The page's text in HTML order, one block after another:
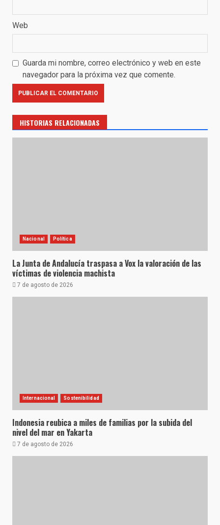
Web
Guarda mi nombre, correo electrónico y web en este
navegador para la próxima vez que comente.
HISTORIAS RELACIONADAS
Nacional Política
La Junta de Andalucía traspasa a Vox la valoración de las
víctimas de violencia machista
7 de agosto de 2026
Internacional Sostenibilidad
Indonesia reubica a miles de familias por la subida del
nivel del mar en Yakarta
7 de agosto de 2026